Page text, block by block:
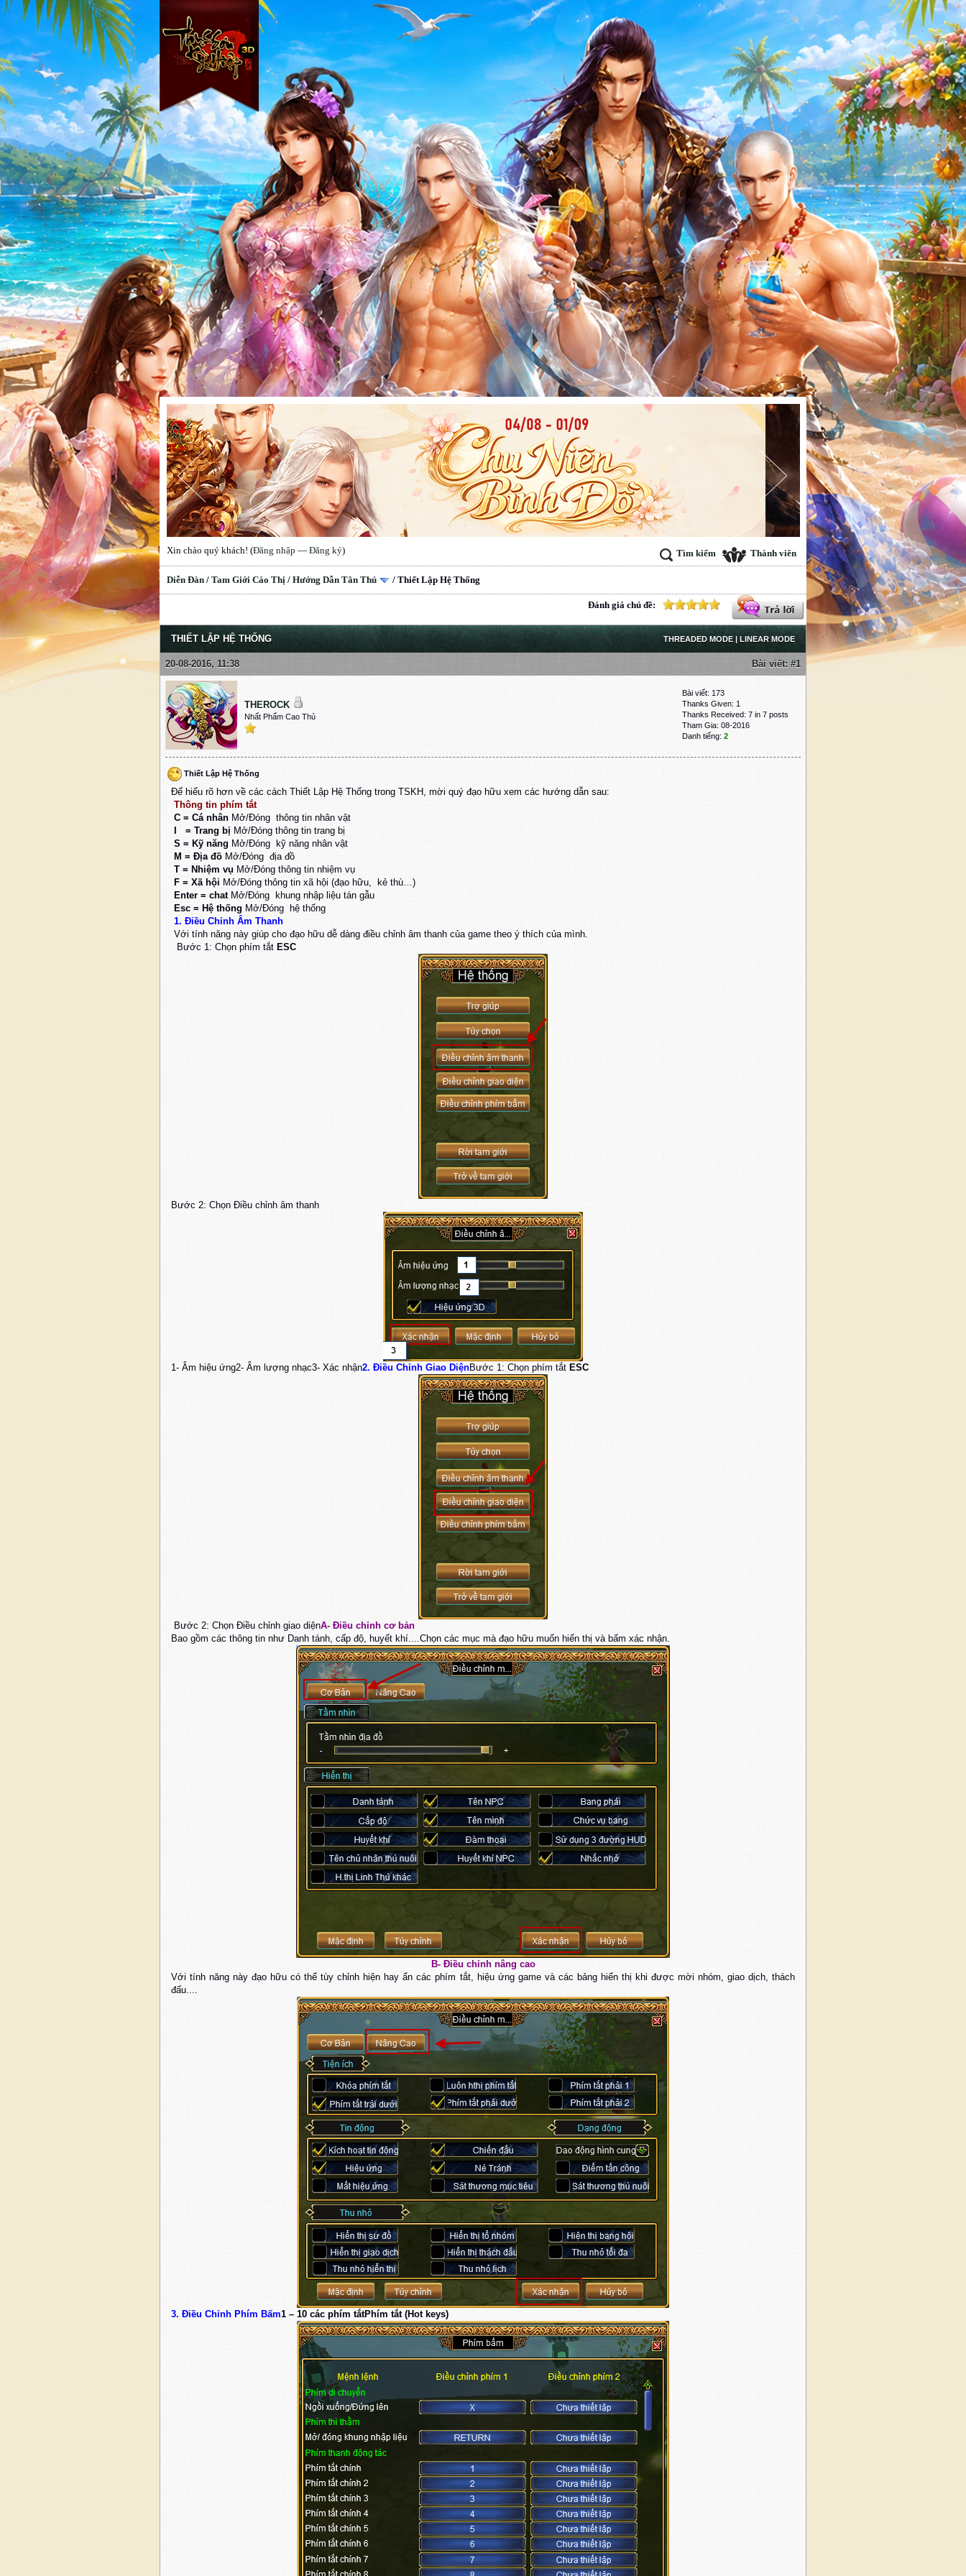
Tìm kiếm Thành viên
Xin chào quý khách! (Đăng nhập — Đăng ký)
Diễn Đàn / Tam Giới Cáo Thị / Hướng Dẫn Tân Thủ / Thiết Lập Hệ Thống
Đánh giá chủ đề:
THREADED MODE | LINEAR MODE
THIẾT LẬP HỆ THỐNG
20-08-2016, 11:38 Bài viết: #1
THEROCK
Nhất Phẩm Cao Thủ
Bài viết: 173
Thanks Given: 1
Thanks Received: 7 in 7 posts
Tham Gia: 08-2016
Danh tiếng: 2
Thiết Lập Hệ Thống
Để hiểu rõ hơn về các cách Thiết Lập Hệ Thống trong TSKH, mời quý đạo hữu xem các hướng dẫn sau:
Thông tin phím tắt
C = Cá nhân Mở/Đóng thông tin nhân vật
I = Trang bị Mở/Đóng thông tin trang bị
S = Kỹ năng Mở/Đóng kỹ năng nhân vật
M = Địa đồ Mở/Đóng địa đồ
T = Nhiệm vụ Mở/Đóng thông tin nhiệm vụ
F = Xã hội Mở/Đóng thông tin xã hội (đạo hữu, kẻ thù…)
Enter = chatMở/Đóng khung nhập liệu tán gẫu
Esc = Hệ thống Mở/Đóng hệ thống
1. Điều Chỉnh Âm Thanh
Với tính năng này giúp cho đạo hữu dễ dàng điều chỉnh âm thanh của game theo ý thích của mình.
Bước 1: Chọn phím tắt ESC
Bước 2: Chọn Điều chỉnh âm thanh
1- Âm hiệu ứng2- Âm lượng nhạc3- Xác nhận2. Điều Chỉnh Giao DiệnBước 1: Chọn phím tắt ESC
Bước 2: Chọn Điều chỉnh giao diệnA- Điều chỉnh cơ bản
Bao gồm các thông tin như Danh tánh, cấp độ, huyết khí....Chọn các mục mà đạo hữu muốn hiển thị và bấm xác nhận.
B- Điều chỉnh nâng cao
Với tính năng này đạo hữu có thể tùy chỉnh hiện hay ẩn các phím tắt, hiệu ứng game và các bảng hiển thị khi được mời nhóm, giao dịch, thách
đấu....
3. Điều Chỉnh Phím Bấm1 – 10 các phím tắtPhím tắt (Hot keys)